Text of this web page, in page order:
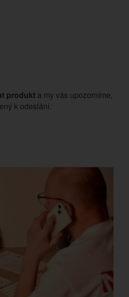
produkt a my vás upozorníme,
k odeslání.